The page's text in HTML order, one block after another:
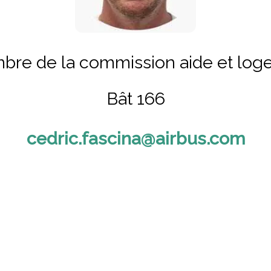
de la commission aide et
Bât 166
cedric.fascina@airbus.com